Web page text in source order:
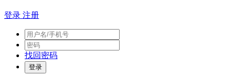
登录 注册
找回密码